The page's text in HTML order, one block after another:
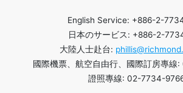
English Service: +886-2-
日本のサービス: +886-2-
大陸人士赴台:
國際機票、航空自由行、國際訂房專
證照專線: 02-7734-